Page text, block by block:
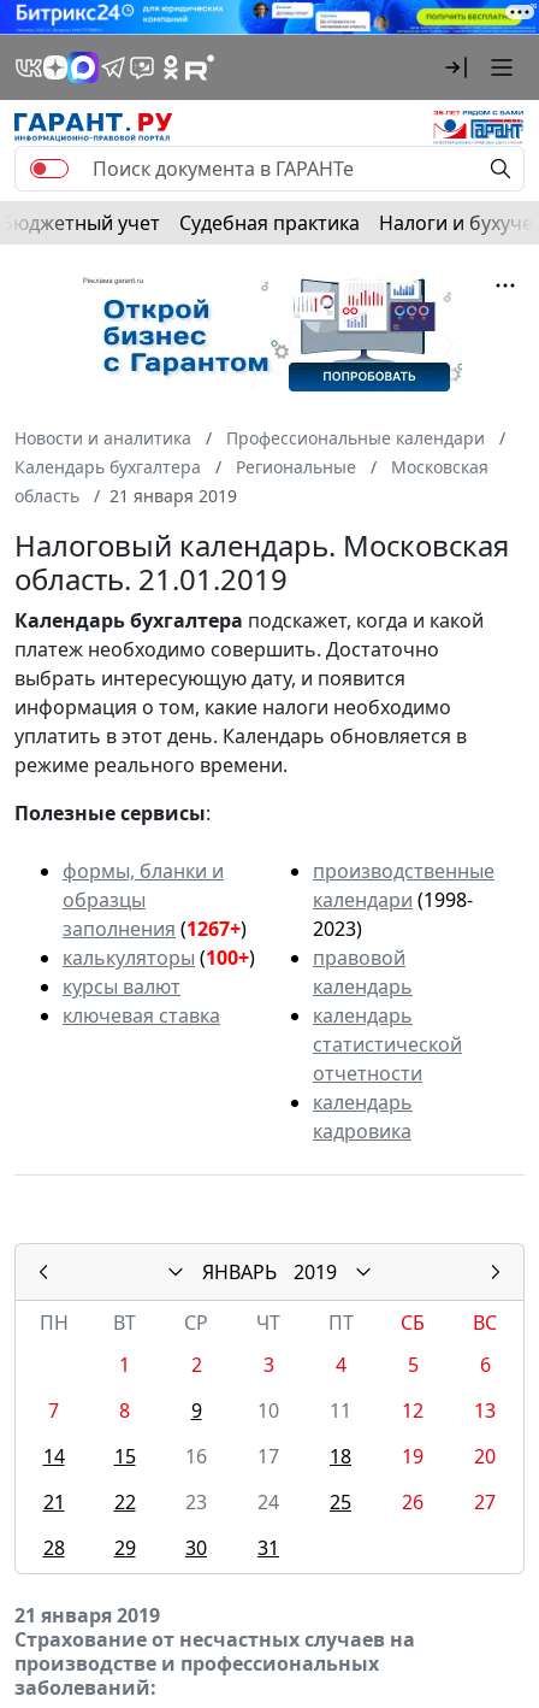
Бюджетный учет Судебная практика Налоги и
Новости и аналитика
Профессиональные календари
Календарь бухгалтера
Региональные
Московская
область
21 января 2019
Налоговый календарь. Московская
область. 21.01.2019
Календарьбухгалтера подскажет, когда и какой
платеж необходимо совершить. Достаточно
выбрать интересующую дату, и появится
информация о том, какие налоги необходимо
уплатить в этот день. Календарь обновляется в
режиме реального времени.
Полезные сервисы:
формы, бланки и
образцы
заполнения (1267+)
калькуляторы (100+)
курсы валют
ключевая ставка
производственные
календари (1998-
2023)
правовой
календарь
календарь
статистической
отчетности
календарь
кадровика
ЯНВАРЬ
2019
ПН
ВТ СР ЧТ ПТ СБ
ВС
1
2 3 4 5
6
7
8 9 10 11 12
13
14
15 16 17 18 19
20
21
22 23 24 25 26
27
28
29 30 31
21 января 2019
Страхование от несчастных случаев на
производстве и профессиональных
заболеваний: